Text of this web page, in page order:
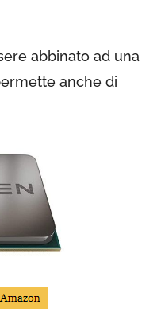
abbinato ad una
anche di